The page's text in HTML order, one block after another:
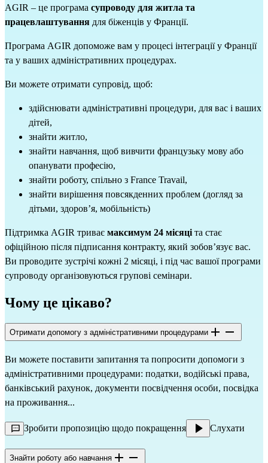
AGIR – це програма супроводу для житла та
працевлаштування для біженців у Франції.
Програма AGIR допоможе вам у процесі інтеграції у Франції
та у ваших адміністративних процедурах.
Ви можете отримати супровід, щоб:
здійснювати адміністративні процедури, для вас і ваших
дітей,
знайти житло,
знайти навчання, щоб вивчити французьку мову або
опанувати професію,
знайти роботу, спільно з France Travail,
знайти вирішення повсякденних проблем (догляд за
дітьми, здоров’я, мобільність)
Підтримка AGIR триває максимум 24 місяціта стає
офіційною після підписання контракту, який зобов’язує вас.
Ви проводите зустрічі кожні 2 місяці, і під час вашої програми
супроводу організовуються групові семінари.
Чому це цікаво?
Отримати допомогу з адміністративними процедурами
Ви можете поставити запитання та попросити допомоги з
адміністративними процедурами: податки, водійські права,
банківський рахунок, документи посвідчення особи, посвідка
на проживання...
Зробити пропозицію щодо покращення Слухати
Знайти роботу або навчання